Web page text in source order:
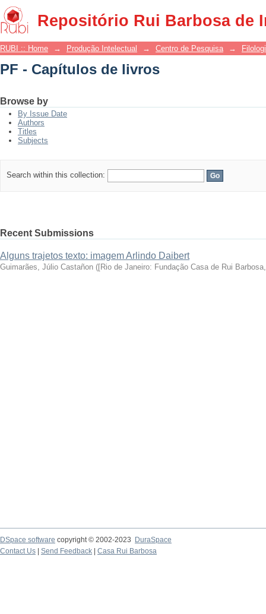
Repositório Rui Barbosa de
PF - Capítulos de livros
RUBI :: Home → Produção Intelectual → Centro de Pesquisa →
PF - Capítulos de livros
Browse by
By Issue Date
Authors
Titles
Subjects
Search within this collection:
Recent Submissions
Alguns trajetos texto: imagem Arlindo Daibert
Guimarães, Júlio Castañon ([Rio de Janeiro: Fundação Casa de Rui
DSpace software copyright © 2002-2023
DuraSpace
Contact Us
Send Feedback Casa Rui Barbosa